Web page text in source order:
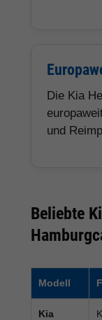
Die Kia
und
Beliebte
Modell
Kia